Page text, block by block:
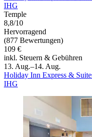
IHG
Temple
8,8/10
Hervorragend
(877 Bewertungen)
109 €
inkl. Steuern & Gebühren
13. Aug.–14. Aug.
Holiday Inn Express &
IHG